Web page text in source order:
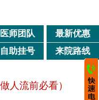
医师团队
最新优惠
自助挂号 来院路线
人流前必看）